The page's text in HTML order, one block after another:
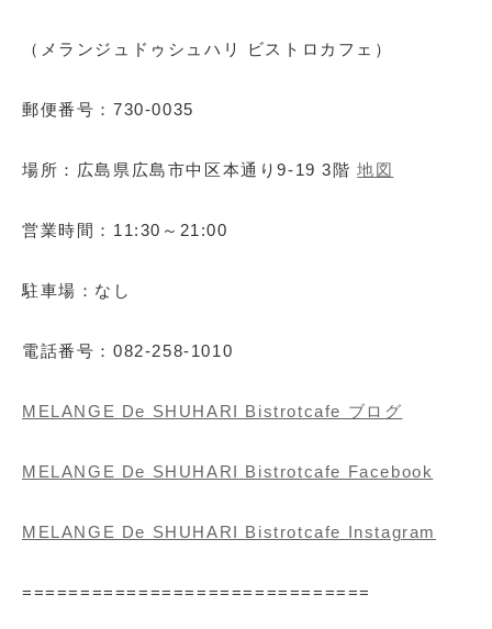
（メランジュドゥシュハリ ビストロカフェ）
郵便番号：730-0035
場所：広島県広島市中区本通り9-19 3階地図
営業時間：11:30～21:00
駐車場：なし
電話番号：082-258-1010
MELANGE De SHUHARI Bistrotcafe ブログ
MELANGE De SHUHARI Bistrotcafe Facebook
MELANGE De SHUHARI Bistrotcafe Instagram
==============================